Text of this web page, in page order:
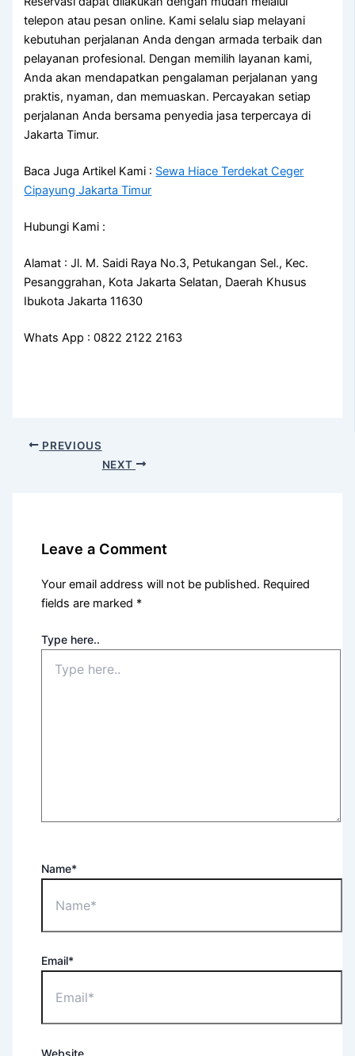
telepon atau pesan online. Kami selalu siap melayani
kebutuhan perjalanan Anda dengan armada terbaik dan
pelayanan profesional. Dengan memilih layanan kami,
Anda akan mendapatkan pengalaman perjalanan yang
praktis, nyaman, dan memuaskan. Percayakan setiap
perjalanan Anda bersama penyedia jasa terpercaya di
Jakarta Timur.
Baca Juga Artikel Kami : Sewa Hiace Terdekat Ceger
Cipayung Jakarta Timur
Hubungi Kami :
Alamat : Jl. M. Saidi Raya No.3, Petukangan Sel., Kec.
Pesanggrahan, Kota Jakarta Selatan, Daerah Khusus
Ibukota Jakarta 11630
Whats App : 0822 2122 2163
PREVIOUS
NEXT
Leave a Comment
Your email address will not be published. Required
fields are marked *
Type here..
Name*
Email*
Website